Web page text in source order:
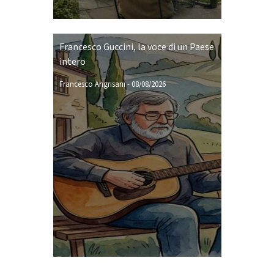
Francesco Guccini, la voce di un Paese
intero
Francesco Angrisani-08/08/2026